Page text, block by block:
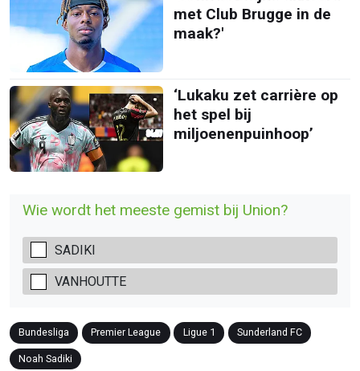
met Club Brugge in de
maak?'
‘Lukaku zet carrière op
het spel bij
miljoenenpuinhoop’
Wie wordt het meeste gemist bij Union?
SADIKI
VANHOUTTE
Bundesliga Premier League Ligue 1 Sunderland FC
Noah Sadiki